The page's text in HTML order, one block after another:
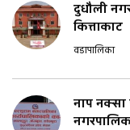
दुधौली
कित्ताकाट
वडापालिका
नाप नक्सा